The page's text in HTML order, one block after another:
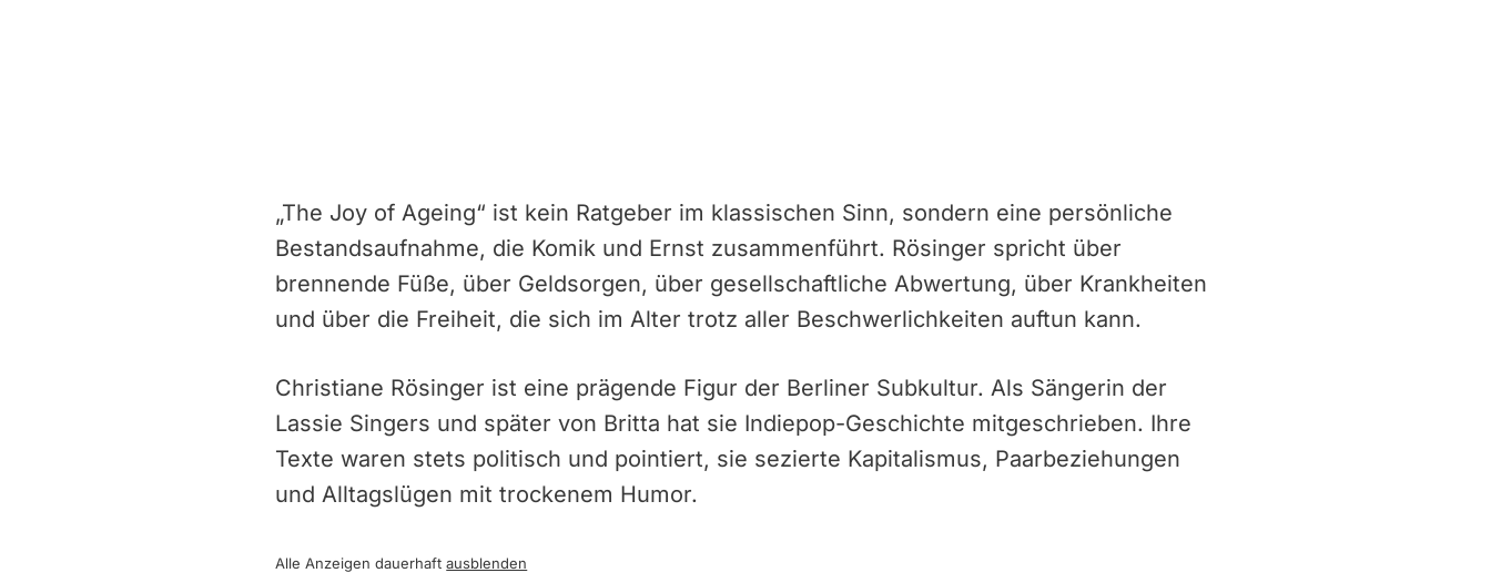
„The Joy of Ageing“ ist kein Ratgeber im klassischen Sinn, sondern eine persönliche
Bestandsaufnahme, die Komik und Ernst zusammenführt. Rösinger spricht über
brennende Füße, über Geldsorgen, über gesellschaftliche Abwertung, über Krankheiten
und über die Freiheit, die sich im Alter trotz aller Beschwerlichkeiten auftun kann.
Christiane Rösinger ist eine prägende Figur der Berliner Subkultur. Als Sängerin der
Lassie Singers und später von Britta hat sie Indiepop-Geschichte mitgeschrieben. Ihre
Texte waren stets politisch und pointiert, sie sezierte Kapitalismus, Paarbeziehungen
und Alltagslügen mit trockenem Humor.
Alle Anzeigen dauerhaftausblenden